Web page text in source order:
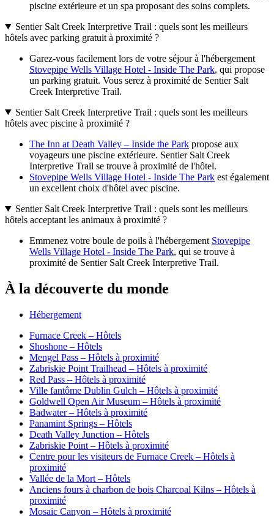
piscine extérieure et un spa proposant des soins complets.
Sentier Salt Creek Interpretive Trail : quels sont les meilleurs
hôtels avec parking gratuit à proximité ?
Garez-vous facilement lors de votre séjour à l'hébergement
Stovepipe Wells Village Hotel - Inside The Park, qui propose
un parking gratuit. Vous serez à proximité de Sentier Salt
Creek Interpretive Trail.
Sentier Salt Creek Interpretive Trail : quels sont les meilleurs
hôtels avec piscine à proximité ?
The Inn at Death Valley – Inside the Park propose aux
voyageurs une piscine extérieure. Sentier Salt Creek
Interpretive Trail se trouve à proximité de l'hôtel.
Stovepipe Wells Village Hotel - Inside The Park est également
un excellent choix d'hôtel avec piscine.
Sentier Salt Creek Interpretive Trail : quels sont les meilleurs
hôtels acceptant les animaux à proximité ?
Emmenez votre boule de poils à l'hébergement Stovepipe
Wells Village Hotel - Inside The Park, qui se trouve à
proximité de Sentier Salt Creek Interpretive Trail.
À la découverte du monde
Hébergement
Furnace Creek – Hôtels
Shoshone – Hôtels
Mengel Pass – Hôtels à proximité
Zabriskie Point Trailhead – Hôtels à proximité
Red Pass – Hôtels à proximité
Ville fantôme Dublin Gulch – Hôtels à proximité
Goldwell Open Air Museum – Hôtels à proximité
Badwater – Hôtels à proximité
Panamint Springs – Hôtels
Death Valley Junction – Hôtels
Zabriskie Point – Hôtels à proximité
Centre pour les visiteurs de Furnace Creek – Hôtels à
proximité
Vallée de la Mort – Hôtels
Anciens fours à charbon de bois Charcoal Kilns – Hôtels à
proximité
Mosaic Canyon – Hôtels à proximité